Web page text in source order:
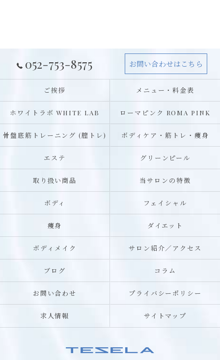
052-753-8575 お問い合わせはこちら
ご挨拶 メニュー・料金表
ホワイトラボ WHITE LAB ローマピンク ROMA PINK
骨盤底筋トレーニング (膣トレ) ボディケア・筋トレ・痩身
エステ グリーンピール
取り扱い商品 当サロンの特徴
ボディ フェイシャル
痩身 ダイエット
ボディメイク サロン紹介／アクセス
ブログ コラム
お問い合わせ プライバシーポリシー
求人情報 サイトマップ